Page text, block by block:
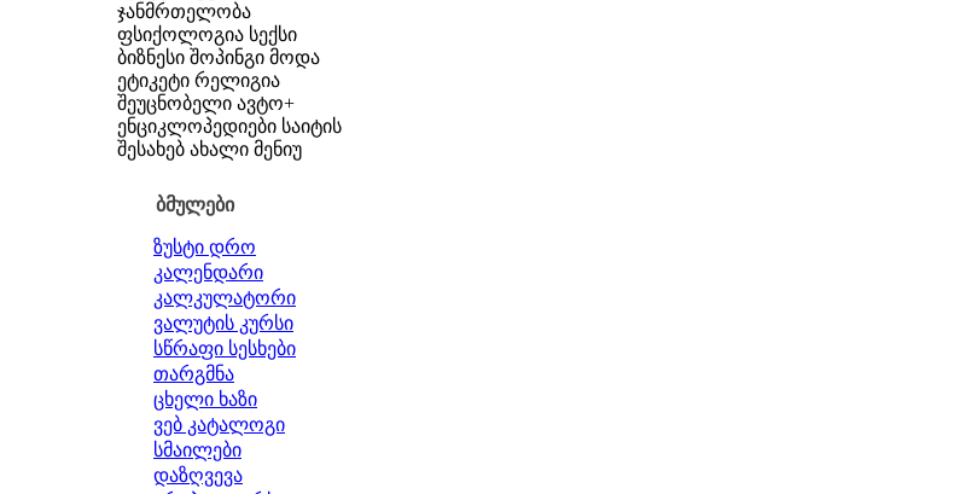
ჯანმრთელობა
ფსიქოლოგია სექსი
ბიზნესი შოპინგი მოდა
ეტიკეტი რელიგია
შეუცნობელი ავტო+
ენციკლოპედიები საიტის
შესახებ ახალი მენიუ
ბმულები
ზუსტი დრო
კალენდარი
კალკულატორი
ვალუტის კურსი
სწრაფი სესხები
თარგმნა
ცხელი ხაზი
ვებ კატალოგი
სმაილები
დაზღვევა